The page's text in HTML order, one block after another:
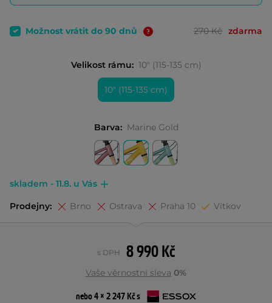
Možnost vrátit do 90 dnů 270 Kč zdarma
Velikost rámu: 10" (115-135 cm)
10" (115-135 cm)
Barva: Marine Gold
skladem - 11.8. u Vás
Prodejny: Brno Ostrava Praha 10 Vítkov
8 990 Kč
s DPH
Vaše věrnostní sleva 0%
nebo 4 × 2 247 Kč s